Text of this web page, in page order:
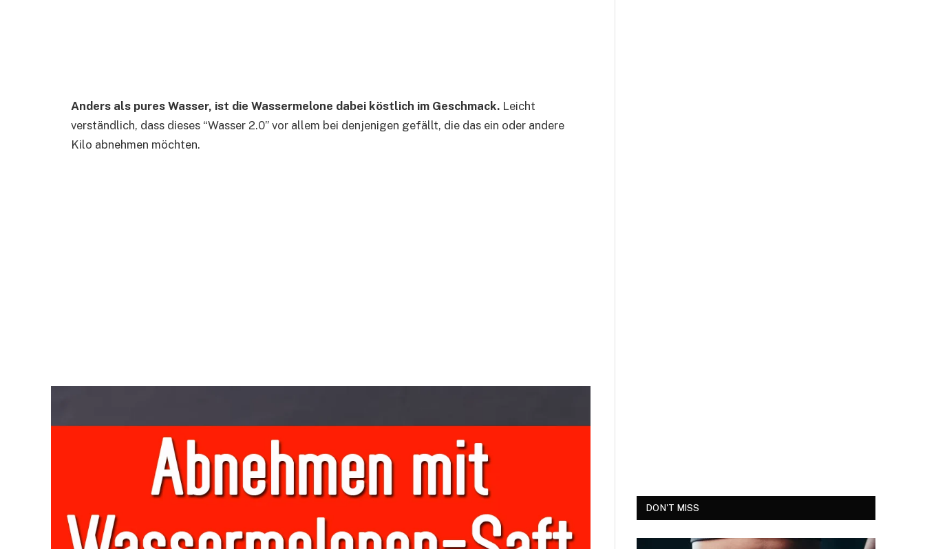
Anders als pures Wasser, ist die Wassermelone dabei köstlich im Geschmack. Leicht
verständlich, dass dieses “Wasser 2.0” vor allem bei denjenigen gefällt, die das ein oder andere
Kilo abnehmen möchten.
DON'T MISS